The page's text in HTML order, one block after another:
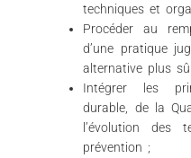
techniques et
Procéder au
d’une pratique
alternative plus
Intégrer les
durable, de la
l’évolution des
prévention ;